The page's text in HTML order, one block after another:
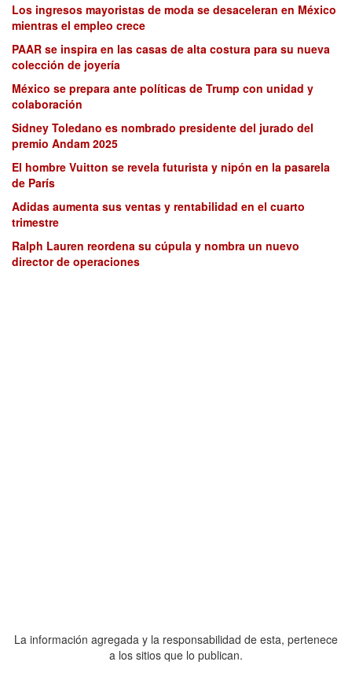
Los ingresos mayoristas de moda se desaceleran en México
mientras el empleo crece
PAAR se inspira en las casas de alta costura para su nueva
colección de joyería
México se prepara ante políticas de Trump con unidad y
colaboración
Sidney Toledano es nombrado presidente del jurado del
premio Andam 2025
El hombre Vuitton se revela futurista y nipón en la pasarela
de París
Adidas aumenta sus ventas y rentabilidad en el cuarto
trimestre
Ralph Lauren reordena su cúpula y nombra un nuevo
director de operaciones
La información agregada y la responsabilidad de esta, pertenece
a los sitios que lo publican.